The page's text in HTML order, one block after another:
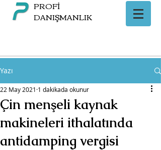
PROFİ
DANIŞMANLIK
Yazı
Çin menşeli kaynak
makineleri ithalatında
antidamping vergisi
22 May 2021 1 dakikada okunur